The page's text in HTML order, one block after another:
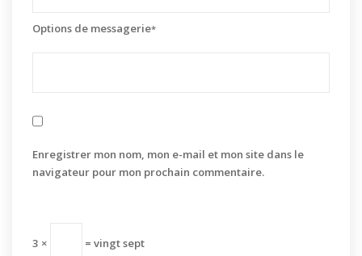
Options de messagerie*
Enregistrer mon nom, mon e-mail et mon site dans le
navigateur pour mon prochain commentaire.
3 × = vingt sept